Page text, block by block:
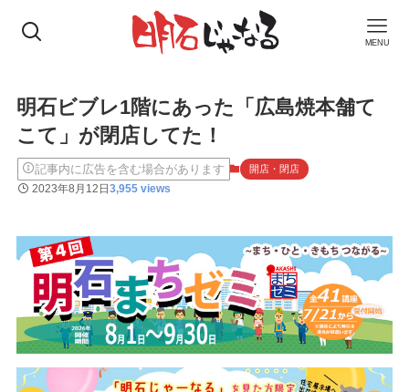
MENU
明石ビブレ1階にあった「広島焼本舗て
こて」が閉店してた！
記事内に広告を含む場合があります 開店・閉店
2023年8月12日3,955 views